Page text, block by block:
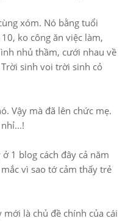
xóm. Nó bằng tuổi
ko công ăn việc làm,
nhủ thầm, cưới nhau về
sinh voi trời sinh cỏ
Vậy mà đã lên chức mẹ.
1 blog cách đây cả năm
vì sao tớ cảm thấy trẻ
là chủ đề chính của cái